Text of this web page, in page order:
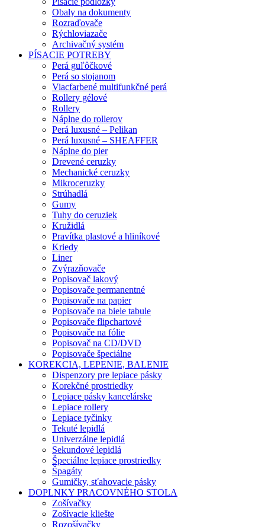
Obaly na dokumenty
Rozraďovače
Rýchloviazače
Archivačný systém
PÍSACIE POTREBY
Perá guľôčkové
Perá so stojanom
Viacfarbené multifunkčné perá
Rollery gélové
Rollery
Náplne do rollerov
Perá luxusné – Pelikan
Perá luxusné – SHEAFFER
Náplne do pier
Drevené ceruzky
Mechanické ceruzky
Mikroceruzky
Strúhadlá
Gumy
Tuhy do ceruziek
Kružidlá
Pravítka plastové a hliníkové
Kriedy
Liner
Zvýrazňovače
Popisovač lakový
Popisovače permanentné
Popisovače na papier
Popisovače na biele tabule
Popisovače flipchartové
Popisovače na fólie
Popisovač na CD/DVD
Popisovače špeciálne
KOREKCIA, LEPENIE, BALENIE
Dispenzory pre lepiace pásky
Korekčné prostriedky
Lepiace pásky kancelárske
Lepiace rollery
Lepiace tyčinky
Tekuté lepidlá
Univerzálne lepidlá
Sekundové lepidlá
Špeciálne lepiace prostriedky
Špagáty
Gumičky, sťahovacie pásky
DOPLNKY PRACOVNÉHO STOLA
Zošívačky
Zošívacie kliešte
Rozošívačky